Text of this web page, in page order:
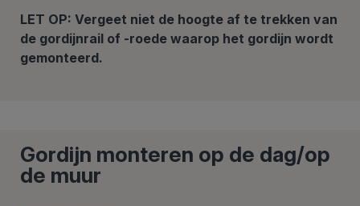
LET OP: Vergeet niet de hoogte af te trekken van
de gordijnrail of -roede waarop het gordijn wordt
gemonteerd.
Gordijn monteren op de dag/op
de muur